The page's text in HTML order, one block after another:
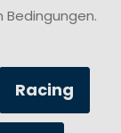
Racing